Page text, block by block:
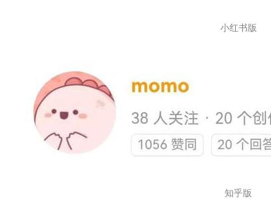
小红书版
知乎版